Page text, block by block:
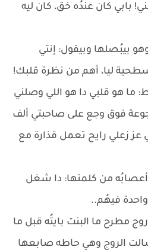
بابي كان عندُه خق، كان ليه
بيبُصلها وبيقول: إنتي
ليا، أهم من نظرة قلبك!
ما هو قلبي دا هو اللي وصلني
فوق وجع على صاحبتي ألف
عز زعلي رايح تعمل قذارة مع
أعصابُه من كلمتها: دا شغل
فيهُم..
مطرح ما البنت بايتُه قبل ما
الروج وهي حاطه صابعها